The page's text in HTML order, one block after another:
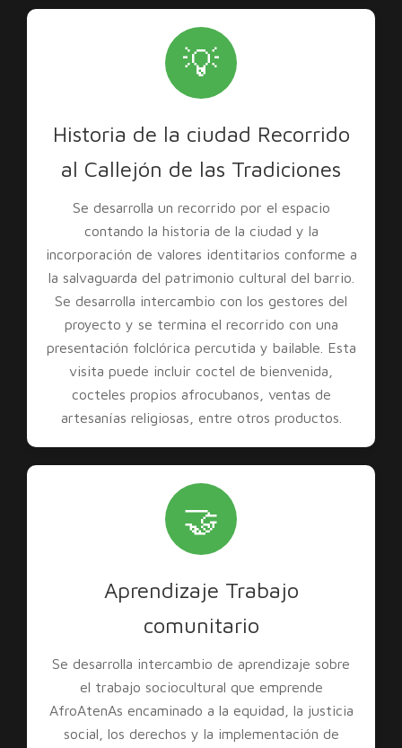
💡
Historia de la ciudad Recorrido
al Callejón de las Tradiciones
Se desarrolla un recorrido por el espacio
contando la historia de la ciudad y la
incorporación de valores identitarios conforme a
la salvaguarda del patrimonio cultural del barrio.
Se desarrolla intercambio con los gestores del
proyecto y se termina el recorrido con una
presentación folclórica percutida y bailable. Esta
visita puede incluir coctel de bienvenida,
cocteles propios afrocubanos, ventas de
artesanías religiosas, entre otros productos.
🤝
Aprendizaje Trabajo
comunitario
Se desarrolla intercambio de aprendizaje sobre
el trabajo sociocultural que emprende
AfroAtenAs encaminado a la equidad, la justicia
social, los derechos y la implementación de